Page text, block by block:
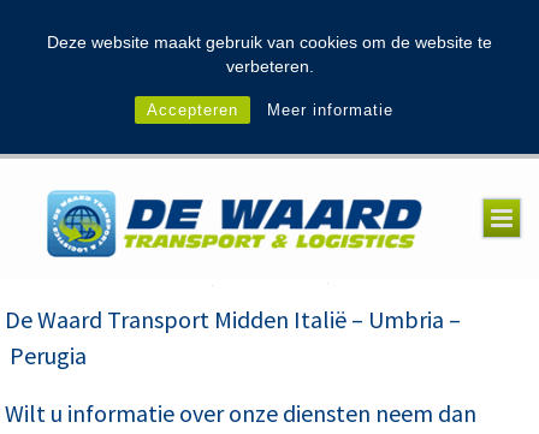
Deze website maakt gebruik van cookies om de website te
verbeteren.
Accepteren Meer informatie
De Waard Transport Midden Italië – Umbria –
Perugia
Wilt u informatie over onze diensten neem dan